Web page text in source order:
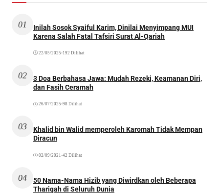
01
Inilah Sosok Syaiful Karim, Dinilai Menyimpang MUI
Karena Salah Fatal Tafsiri Surat Al-Qariah
22/05/2025 •192 Dilihat
02
3 Doa Berbahasa Jawa: Mudah Rezeki, Keamanan Diri,
dan Fasih Ceramah
26/07/2025 •98 Dilihat
03
Khalid bin Walid memperoleh Karomah Tidak Mempan
Diracun
02/09/2021 •42 Dilihat
04
50 Nama-Nama Hizib yang Diwirdkan oleh Beberapa
Thariqah di Seluruh Dunia